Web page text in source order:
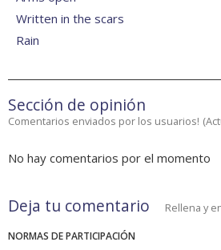
Written in the scars
Rain
Sección de opinión
Comentarios enviados por los usuarios! (
No hay comentarios por el momento
Deja tu comentario Rellena y
NORMAS DE PARTICIPACIÓN